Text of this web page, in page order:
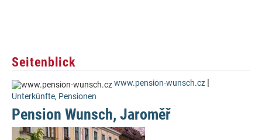
Seitenblick
www.pension-wunsch.cz |
Unterkünfte, Pensionen
Pension Wunsch, Jaroměř